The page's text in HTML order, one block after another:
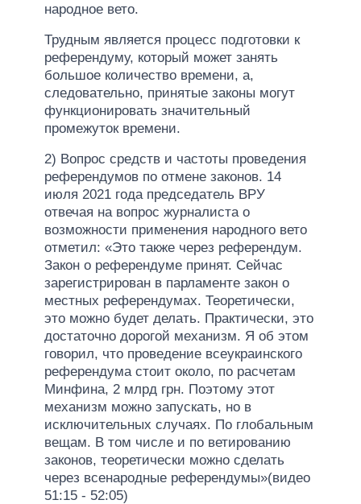
народное вето.
Трудным является процесс подготовки к
референдуму, который может занять
большое количество времени, а,
следовательно, принятые законы могут
функционировать значительный
промежуток времени.
2) Вопрос средств и частоты проведения
референдумов по отмене законов. 14
июля 2021 года председатель ВРУ
отвечая на вопрос журналиста о
возможности применения народного вето
отметил: «Это также через референдум.
Закон о референдуме принят. Сейчас
зарегистрирован в парламенте закон о
местных референдумах. Теоретически,
это можно будет делать. Практически, это
достаточно дорогой механизм. Я об этом
говорил, что проведение всеукраинского
референдума стоит около, по расчетам
Минфина, 2 млрд грн. Поэтому этот
механизм можно запускать, но в
исключительных случаях. По глобальным
вещам. В том числе и по ветированию
законов, теоретически можно сделать
через всенародные референдумы»(видео
51:15 - 52:05)